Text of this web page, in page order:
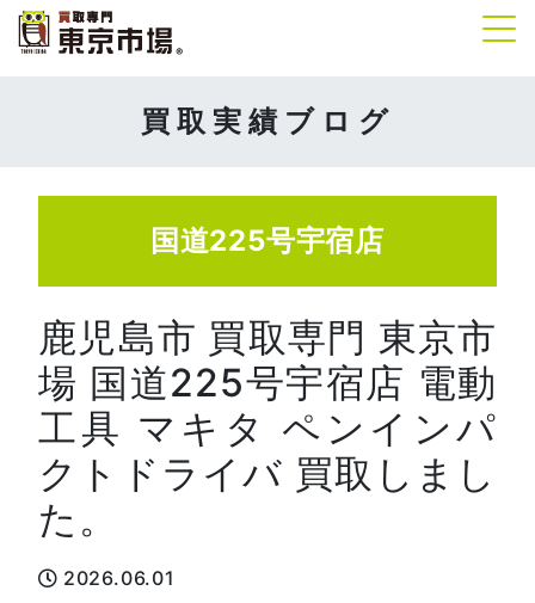
買取実績ブログ
国道225号宇宿店
鹿児島市 買取専門 東京市
場 国道225号宇宿店 電動
工具 マキタ ペンインパ
クトドライバ 買取しまし
た。
2026.06.01